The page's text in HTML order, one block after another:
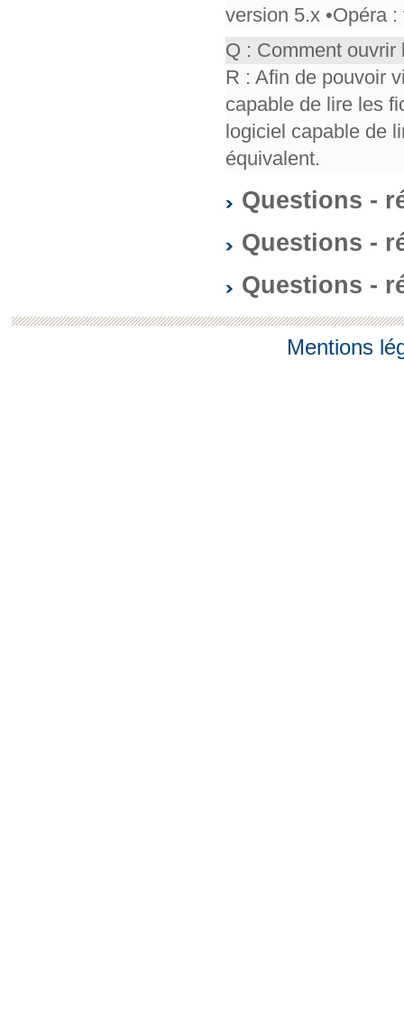
version 5.x •Opéra
Q : Comment
R : Afin de pouvoir
capable de lire les
logiciel capable de
équivalent.
Questions -
Questions -
Questions -
Mentions